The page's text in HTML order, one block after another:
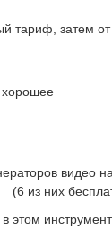
тариф, затем
хорошее
этом